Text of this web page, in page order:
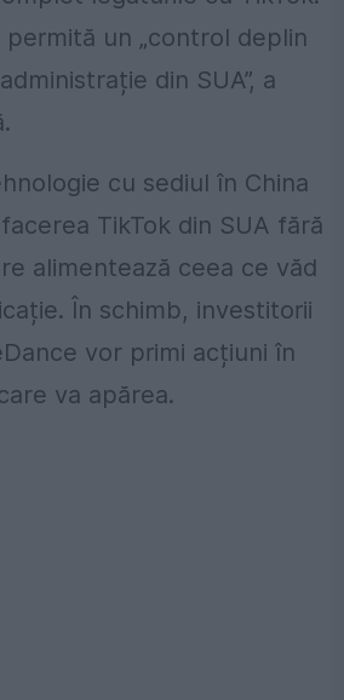
un „control deplin
din SUA”, a
cu sediul în China
TikTok din SUA fără
alimentează ceea ce văd
În schimb, investitorii
vor primi acțiuni în
va apărea.